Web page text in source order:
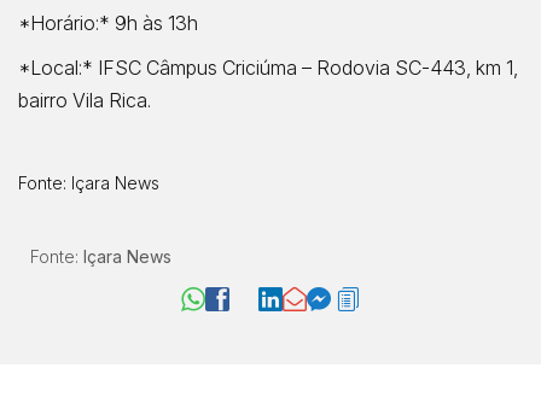
*Horário:* 9h às 13h
*Local:* IFSC Câmpus Criciúma – Rodovia SC-443, km 1,
bairro Vila Rica.
Fonte: Içara News
Fonte: Içara News